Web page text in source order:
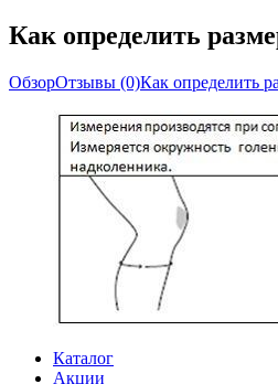
Как определить
ОбзорОтзывы (0)Как определить
Каталог
Акции